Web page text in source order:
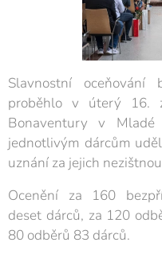
Slavnostní oceňování
proběhlo v úterý 16.
Bonaventury v
jednotlivým dárcům
uznání za jejich
Ocenění za 160
deset dárců, za 120
80 odběrů 83 dárců.